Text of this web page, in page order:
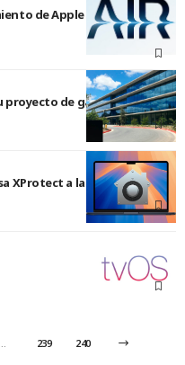
de Apple esta semana:
proyecto de gafas AR
XProtect a la versión 5286
… 239 240